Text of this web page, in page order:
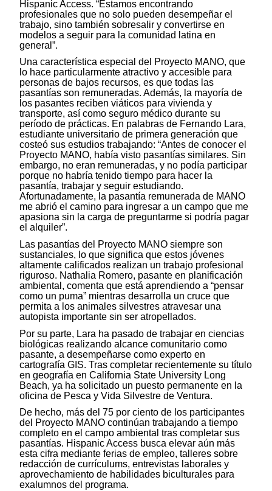
Hispanic Access. “Estamos encontrando
profesionales que no solo pueden desempeñar el
trabajo, sino también sobresalir y convertirse en
modelos a seguir para la comunidad latina en
general”.
Una característica especial del Proyecto MANO, que
lo hace particularmente atractivo y accesible para
personas de bajos recursos, es que todas las
pasantías son remuneradas. Además, la mayoría de
los pasantes reciben viáticos para vivienda y
transporte, así como seguro médico durante su
período de prácticas. En palabras de Fernando Lara,
estudiante universitario de primera generación que
costeó sus estudios trabajando: “Antes de conocer el
Proyecto MANO, había visto pasantías similares. Sin
embargo, no eran remuneradas, y no podía participar
porque no habría tenido tiempo para hacer la
pasantía, trabajar y seguir estudiando.
Afortunadamente, la pasantía remunerada de MANO
me abrió el camino para ingresar a un campo que me
apasiona sin la carga de preguntarme si podría pagar
el alquiler”.
Las pasantías del Proyecto MANO siempre son
sustanciales, lo que significa que estos jóvenes
altamente calificados realizan un trabajo profesional
riguroso. Nathalia Romero, pasante en planificación
ambiental, comenta que está aprendiendo a “pensar
como un puma” mientras desarrolla un cruce que
permita a los animales silvestres atravesar una
autopista importante sin ser atropellados.
Por su parte, Lara ha pasado de trabajar en ciencias
biológicas realizando alcance comunitario como
pasante, a desempeñarse como experto en
cartografía GIS. Tras completar recientemente su título
en geografía en California State University Long
Beach, ya ha solicitado un puesto permanente en la
oficina de Pesca y Vida Silvestre de Ventura.
De hecho, más del 75 por ciento de los participantes
del Proyecto MANO continúan trabajando a tiempo
completo en el campo ambiental tras completar sus
pasantías. Hispanic Access busca elevar aún más
esta cifra mediante ferias de empleo, talleres sobre
redacción de currículums, entrevistas laborales y
aprovechamiento de habilidades biculturales para
exalumnos del programa.